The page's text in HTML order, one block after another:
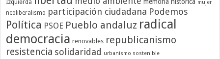
Izquierda memoria histórica mujer
neoliberalismo participación ciudadana Podemos
Política PSOE Pueblo andaluz radical
democracia renovables republicanismo
resistencia solidaridad urbanismo sostenible